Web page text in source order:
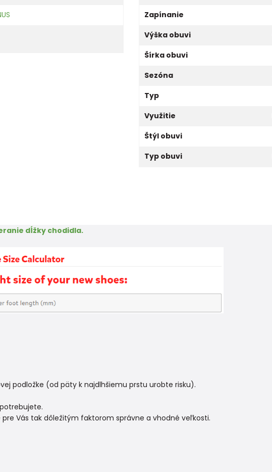
Zapínanie
Výška obuvi
Šírka obuvi
Sezóna
Typ
Využitie
Štýl obuvi
Typ obuvi
dĺžky chodidla.
podložke (od päty k najdlhšiemu prstu urobte risku).
Vás tak dôležitým faktorom správne a vhodné veľkosti.